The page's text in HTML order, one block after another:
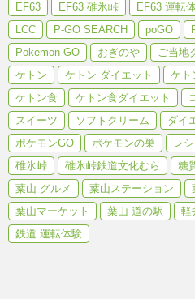
EF63 EF63 碓氷峠 EF63 運転
LCC
P-GO SEARCH poGO
Pokemon GO
おぎのや ご当地
ケトン
ケトン ダイエット ケト
ケトン食
ケトン食ダイエット
スイーツ
ソフトクリーム ダイ
ポケモンGO
ポケモンの巣 レ
碓氷峠
碓氷峠鉄道文化むら 糖
葉山 グルメ
葉山ステーション
葉山マーケット
葉山 道の駅 軽
鉄道 運転体験